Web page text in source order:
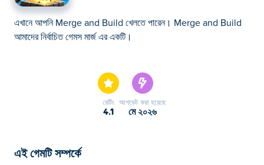
এখানে আপনি Merge and Build খেলতে পারেন। Merge and Build
আমাদের নির্বাচিত গেমস মার্জ এর একটি।
রেটিং
4.1
আপডেট করা হয়েছে
মে ২০২৬
এই গেমটি সম্পর্কে